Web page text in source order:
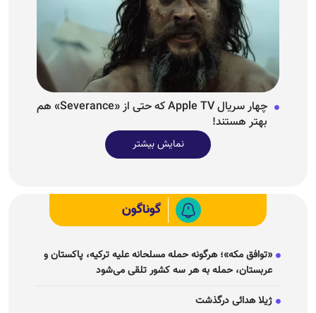
چهار سریال Apple TV که حتی از «Severance» هم
بهتر هستند!
نمایش بیشتر
گوناگون
«توافق مکه»؛ هرگونه حمله مسلحانه علیه ترکیه، پاکستان و
عربستان، حمله به هر سه کشور تلقی می‌شود
ژیلا هدائی درگذشت